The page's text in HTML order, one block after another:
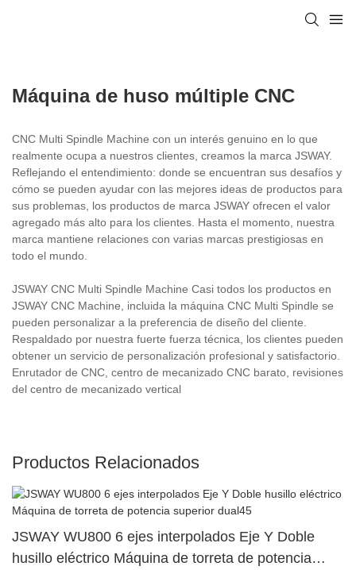
Máquina de huso múltiple CNC
CNC Multi Spindle Machine con un interés genuino en lo que
realmente ocupa a nuestros clientes, creamos la marca JSWAY.
Reflejando el entendimiento: donde se encuentran sus desafíos y
cómo se pueden ayudar con las mejores ideas de productos para
sus problemas, los productos de marca JSWAY ofrecen el valor
agregado más alto para los clientes. Hasta el momento, nuestra
marca mantiene relaciones con varias marcas prestigiosas en
todo el mundo.
JSWAY CNC Multi Spindle Machine Casi todos los productos en
JSWAY CNC Machine, incluida la máquina CNC Multi Spindle se
pueden personalizar a la preferencia de diseño del cliente.
Respaldado por nuestra fuerte fuerza técnica, los clientes pueden
obtener un servicio de personalización profesional y satisfactorio.
Enrutador de CNC, centro de mecanizado CNC barato, revisiones
del centro de mecanizado vertical
Productos Relacionados
JSWAY WU800 6 ejes interpolados Eje Y Doble
husillo eléctrico Máquina de torreta de potencia